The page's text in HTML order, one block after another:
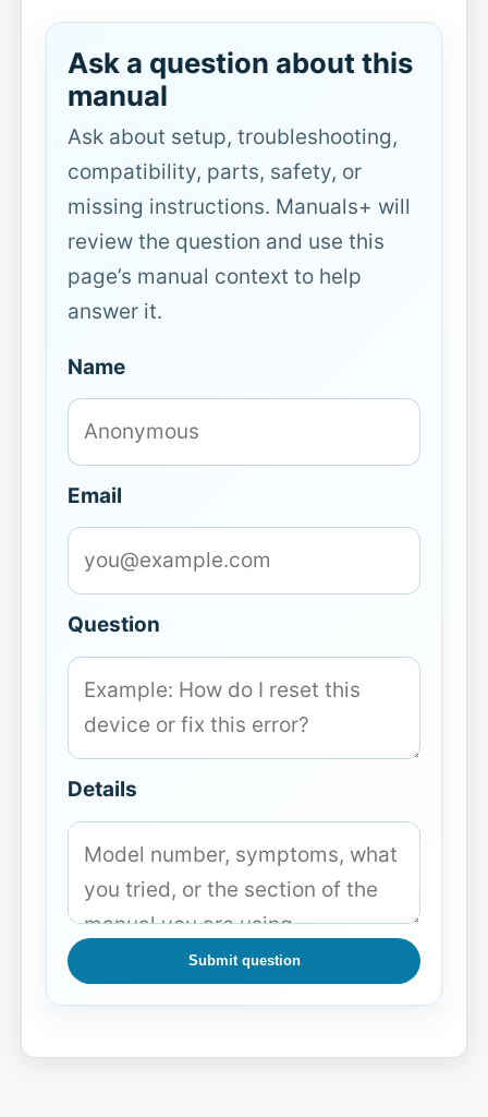
Ask a question about this
manual
Ask about setup, troubleshooting,
compatibility, parts, safety, or
missing instructions. Manuals+ will
review the question and use this
page’s manual context to help
answer it.
Name
Email
Question
Details
Submit question